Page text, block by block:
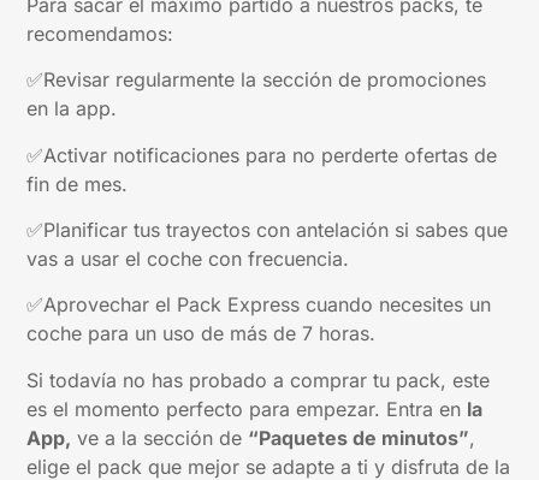
recomendamos:
✅Revisar regularmente la sección de promociones
en la app.
✅Activar notificaciones para no perderte ofertas de
fin de mes.
✅Planificar tus trayectos con antelación si sabes que
vas a usar el coche con frecuencia.
✅Aprovechar el Pack Express cuando necesites un
coche para un uso de más de 7 horas.
Si todavía no has probado a comprar tu pack, este
es el momento perfecto para empezar. Entra en la
App, ve a la sección de “Paquetes de minutos”,
elige el pack que mejor se adapte a ti y disfruta de la